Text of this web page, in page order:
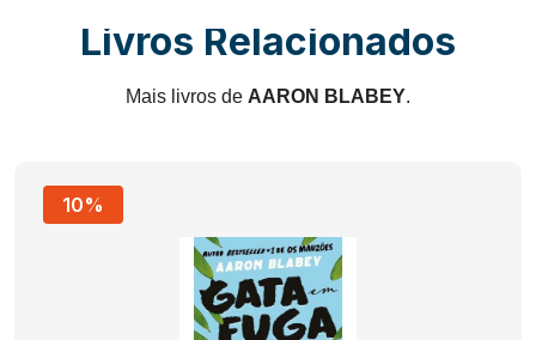
Livros Relacionados
Mais livros de AARON BLABEY.
10%